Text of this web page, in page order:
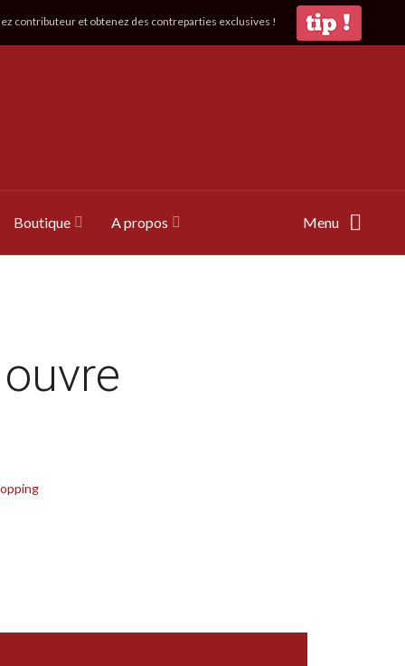
contributeur et obtenez des contreparties exclusives !
Boutique A propos Menu